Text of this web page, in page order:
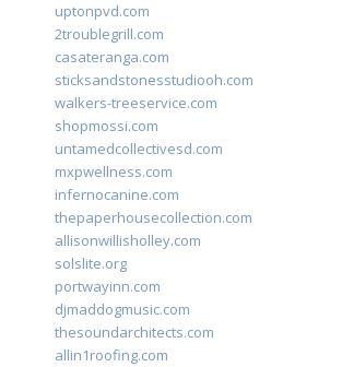
uptonpvd.com
2troublegrill.com
casateranga.com
sticksandstonesstudiooh.com
walkers-treeservice.com
shopmossi.com
untamedcollectivesd.com
mxpwellness.com
infernocanine.com
thepaperhousecollection.com
allisonwillisholley.com
solslite.org
portwayinn.com
djmaddogmusic.com
thesoundarchitects.com
allin1roofing.com